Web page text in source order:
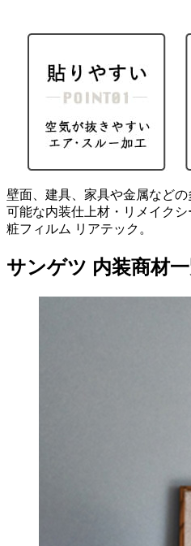
壁面、建具、家具や金属など
可能な内装仕上材・リメイク
粧フィルム リアテック。
サンゲツ 内装商材